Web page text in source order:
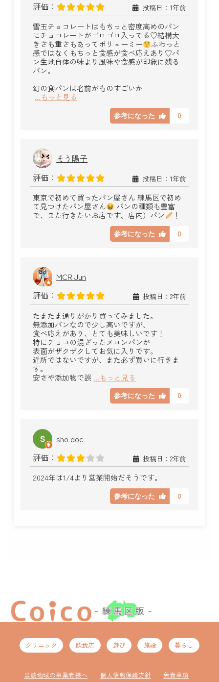
評価：
投稿日：1年前
雪玉チョコレートはもちっと密度高めのパン
にチョコレートがゴロゴロ入ってる♡結構大
きさも重さもあってボリューミー
ふわっと
感ではなくもちっと食感が食べ応えあり♡パ
ン生地自体の味より風味や食感が印象に残る
パン。
幻の食パンは名前がものすごいか
...もっと見る
参考になった 0
そう陽子
評価：
投稿日：1年前
東京で初めて買ったパン屋さん 練馬区で初め
て見つけたパン屋さん
パンの種類も豊富
で、また行きたいお店です。店内）パン
！
参考になった 0
MCR Jun
評価：
投稿日：2年前
たまたま通りがかり買ってみました。
無添加パンなので少し高いですが、
食べ応えがあり、とても美味しいです！
特にチョコの混ざったメロンパンが
表面がザクザクしてお気に入りです。
近所ではないですが、また必ず買いに行きま
す。
安さや添加物で誤 ...もっと見る
参考になった 0
sho doc
評価：
投稿日：2年前
2024年は1/4より営業開始だそうです。
参考になった 0
クリニック 飲食店 遊び 施設 暮らし
当該地域の事業者様へ 個人情報保護方針 免責事項